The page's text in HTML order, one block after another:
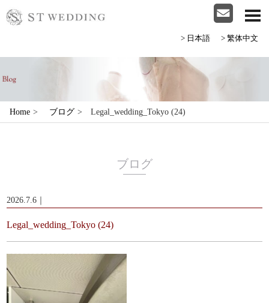
>日本語 >繁体中文
Home > ブログ > Legal_wedding_Tokyo (24)
ブログ
2026.7.6｜
Legal_wedding_Tokyo (24)